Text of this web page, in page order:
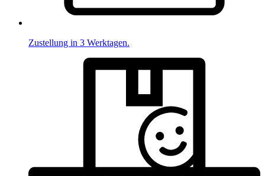
Zustellung in 3 Werktagen.